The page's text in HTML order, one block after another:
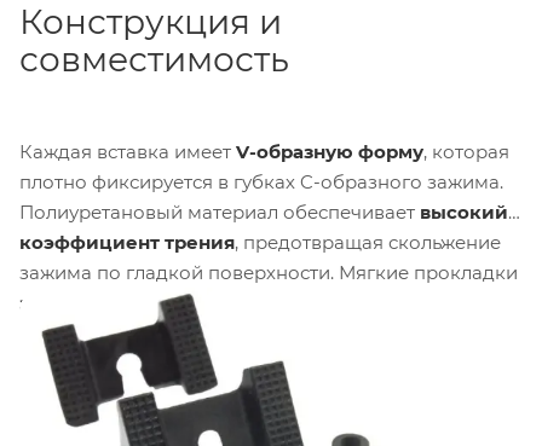
Конструкция и
совместимость
Каждая вставка имеет V-образную форму, которая
плотно фиксируется в губках C-образного зажима.
Полиуретановый материал обеспечивает высокий
коэффициент трения, предотвращая скольжение
зажима по гладкой поверхности. Мягкие прокладки
защищают поверхность
повреждений, в отличие от металлических губок.
Набор совместим со всеми струбцинами серии
Super Convi Clamp (KCP-700, KCP-700B, KCP-710,
KCP-710B и аналогичными).